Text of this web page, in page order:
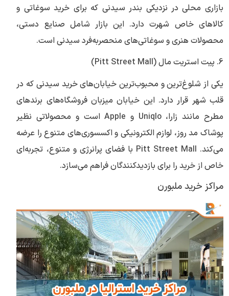
بازاری محلی در نزدیکی بندر سیدنی که برای خرید سوغاتی و
کالاهای خاص شهرت دارد. این بازار شامل صنایع دستی،
محصولات هنری و سوغاتی‌های منحصر‌به‌فرد سیدنی است.
6. پیت استریت مال (Pitt Street Mall)
یکی از شلوغ‌ترین و محبوب‌ترین خیابان‌های خرید سیدنی که در
قلب شهر قرار دارد. این خیابان میزبان فروشگاه‌های برندهای
مطرح مانند زارا، Uniqlo و Apple است و محصولاتی نظیر
پوشاک مد روز، لوازم الکترونیکی و اکسسوری‌های متنوع را عرضه
می‌کند. Pitt Street Mall با فضای پرانرژی و متنوع، تجربه‌ای
خاص از خرید را برای بازدیدکنندگان فراهم می‌سازد.
مراکز خرید ملبورن